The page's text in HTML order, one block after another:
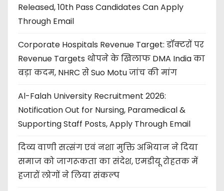
Released, 10th Pass Candidates Can Apply
Through Email
Corporate Hospitals Revenue Target: डॉक्टरों पर
Revenue Targets थोपने के खिलाफ DMA India का
बड़ा कदम, NHRC से Suo Motu जांच की मांग
Al-Falah University Recruitment 2026:
Notification Out for Nursing, Paramedical &
Supporting Staff Posts, Apply Through Email
दिव्य वाणी सत्संग एवं नशा मुक्ति अभियान ने दिया
समाज को जागरूकता का संदेश, एमडीयू रोहतक में
हजारों लोगों ने लिया संकल्प